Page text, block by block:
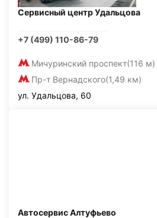
Сервисный центр Удальцова
+7 (499) 110-86-79
Мичуринский проспект(116 м)
Пр-т Вернадского(1,49 км)
ул. Удальцова, 60
Автосервис Алтуфьево